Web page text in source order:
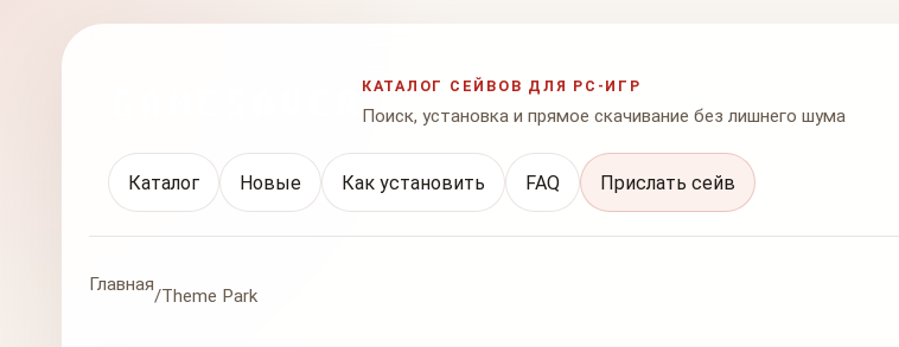
КАТАЛОГ СЕЙВОВ ДЛЯ PC-ИГР
Поиск, установка и прямое скачивание без лишнего шума
Каталог Новые Как установить FAQ Прислать сейв
Главная
/Theme Park